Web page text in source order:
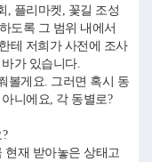
, 플리마켓, 꽃길 조성
도록 그 범위 내에서
테 저희가 사전에 조사
가 있습니다.
볼게요. 그러면 혹시 동
니에요, 각 동별로?
재 받아놓은 상태고